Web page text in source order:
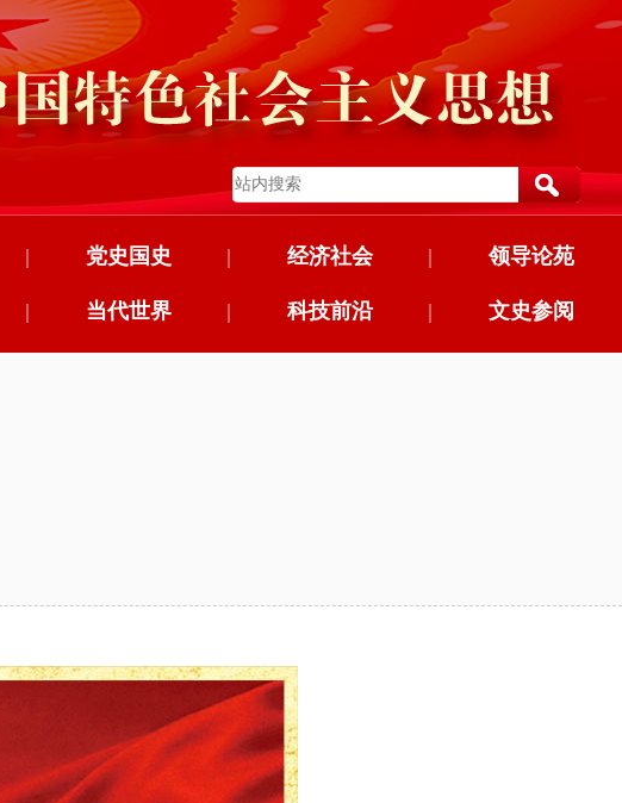
党史国史
| 经济社会
| 领导论苑
|
当代世界
| 科技前沿
| 文史参阅
|